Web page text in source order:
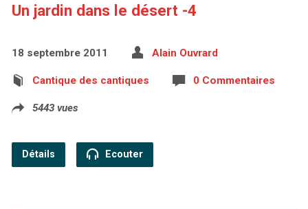
Un jardin dans le désert -4
18 septembre 2011 Alain Ouvrard
Cantique des cantiques 0 Commentaires
5443 vues
Détails Ecouter